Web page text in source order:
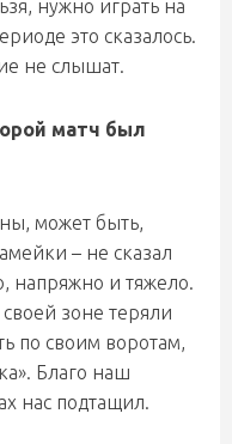
нужно играть на
это сказалось.
не слышат.
матч был
может быть,
– не сказал
напряжно и тяжело.
зоне теряли
по своим воротам,
Благо наш
нас подтащил.